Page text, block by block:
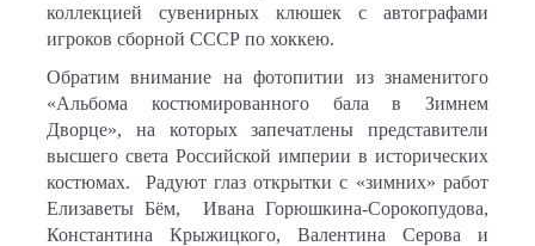
коллекцией сувенирных клюшек с автографами
игроков сборной СССР по хоккею.
Обратим внимание на фотопитии из знаменитого
«Альбома костюмированного бала в Зимнем
Дворце», на которых запечатлены представители
высшего света Российской империи в исторических
костюмах. Радуют глаз открытки с «зимних» работ
Елизаветы Бём, Ивана Горюшкина-Сорокопудова,
Константина Крыжицкого, Валентина Серова и